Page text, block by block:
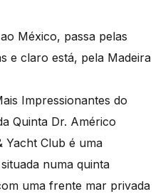
México, passa pelas
e claro está, pela Madeira
Impressionantes do
Quinta Dr. Américo
Yacht Club é uma
numa quinta
uma frente mar privada